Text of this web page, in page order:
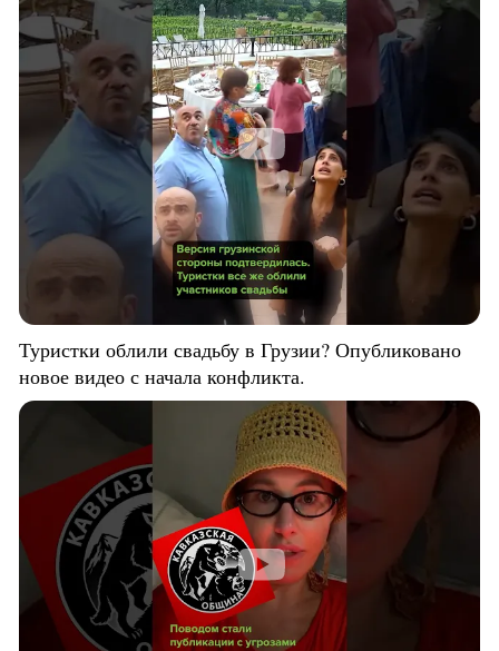
Туристки облили свадьбу в Грузии? Опубликовано
новое видео с начала конфликта.